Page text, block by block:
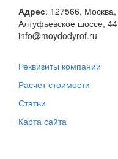
Адрес: 127566, Москва,
Алтуфьевское шоссе, 44
info@moydodyrof.ru
Реквизиты компании
Расчет стоимости
Статьи
Карта сайта